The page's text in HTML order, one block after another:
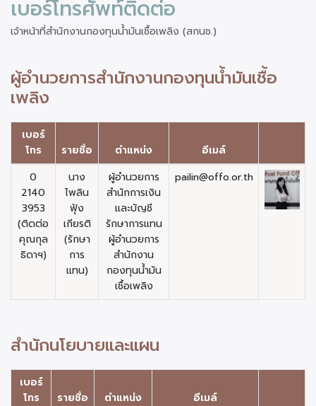
เบอร์โทรศัพท์ติดต่อ
เจ้าหน้าที่สำนักงานกองทุนน้ำมันเชื้อเพลิง (สกนช.)
ผู้อำนวยการสำนักงานกองทุนน้ำมันเชื้อ
เพลิง
เบอร์
โทร
รายชื่อ ตำแหน่ง
อีเมล์
0
2140
3953
(ติดต่อ
คุณกุล
ธิดาฯ)
นาง
ไพลิน
ฟุ้ง
เกียรติ
(รักษา
การ
แทน)
ผู้อำนวยการ
สำนักการเงิน
และบัญชี
รักษาการแทน
ผู้อำนวยการ
สำนักงาน
กองทุนน้ำมัน
เชื้อเพลิง
pailin@offo.or.th
สำนักนโยบายและแผน
เบอร์
โทร
รายชื่อ ตำแหน่ง
อีเมล์